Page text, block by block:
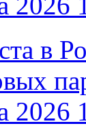
в
2026